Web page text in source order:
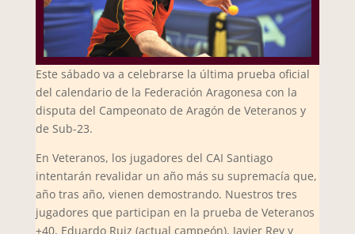
Este sábado va a celebrarse la última prueba oficial
del calendario de la Federación Aragonesa con la
disputa del Campeonato de Aragón de Veteranos y
de Sub-23.
En Veteranos, los jugadores del CAI Santiago
intentarán revalidar un año más su supremacía que,
año tras año, vienen demostrando. Nuestros tres
jugadores que participan en la prueba de Veteranos
+40, Eduardo Ruiz (actual campeón), Javier Rey y